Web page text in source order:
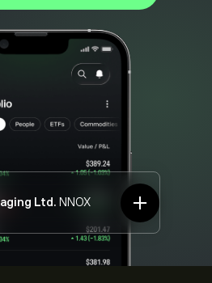
Ltd. NNOX